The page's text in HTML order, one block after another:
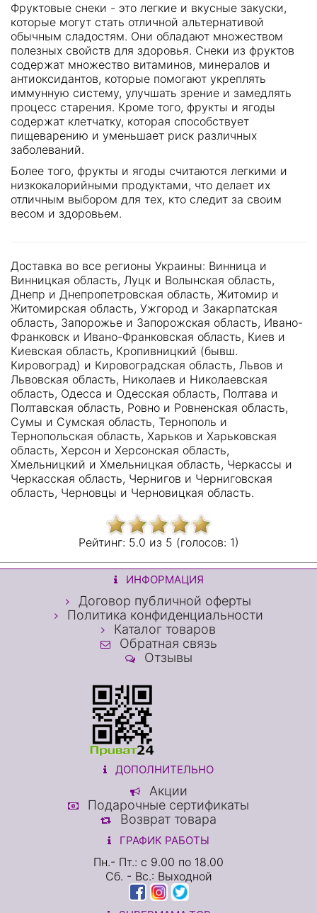
Фруктовые снеки - это легкие и вкусные закуски,
которые могут стать отличной альтернативой
обычным сладостям. Они обладают множеством
полезных свойств для здоровья. Снеки из фруктов
содержат множество витаминов, минералов и
антиоксидантов, которые помогают укреплять
иммунную систему, улучшать зрение и замедлять
процесс старения. Кроме того, фрукты и ягоды
содержат клетчатку, которая способствует
пищеварению и уменьшает риск различных
заболеваний.
Более того, фрукты и ягоды считаются легкими и
низкокалорийными продуктами, что делает их
отличным выбором для тех, кто следит за своим
весом и здоровьем.
Доставка во все регионы Украины: Винница и
Винницкая область, Луцк и Волынская область,
Днепр и Днепропетровская область, Житомир и
Житомирская область, Ужгород и Закарпатская
область, Запорожье и Запорожская область, Ивано-
Франковск и Ивано-Франковская область, Киев и
Киевская область, Кропивницкий (бывш.
Кировоград) и Кировоградская область, Львов и
Львовская область, Николаев и Николаевская
область, Одесса и Одесская область, Полтава и
Полтавская область, Ровно и Ровненская область,
Сумы и Сумская область, Тернополь и
Тернопольская область, Харьков и Харьковская
область, Херсон и Херсонская область,
Хмельницкий и Хмельницкая область, Черкассы и
Черкасская область, Чернигов и Черниговская
область, Черновцы и Черновицкая область.
Рейтинг: 5.0 из 5 (голосов: 1)
ИНФОРМАЦИЯ
Договор публичной оферты
Политика конфиденциальности
Каталог товаров
Обратная связь
Отзывы
ДОПОЛНИТЕЛЬНО
Акции
Подарочные сертификаты
Возврат товара
ГРАФИК РАБОТЫ
Пн.- Пт.: с 9.00 по 18.00
Сб. - Вс.: Выходной